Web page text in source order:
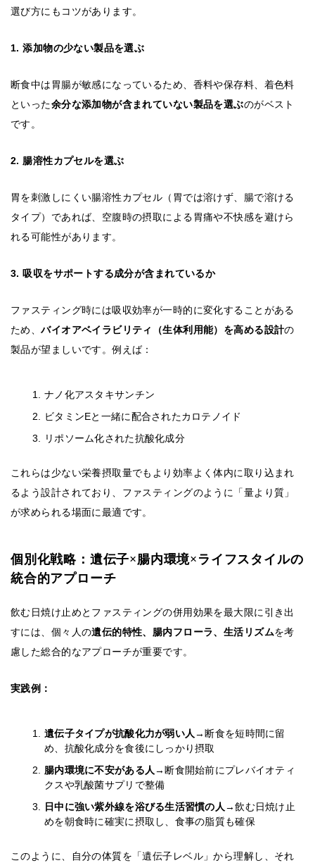
選び方にもコツがあります。
1. 添加物の少ない製品を選ぶ
断食中は胃腸が敏感になっているため、香料や保存料、着色料
といった余分な添加物が含まれていない製品を選ぶのがベスト
です。
2. 腸溶性カプセルを選ぶ
胃を刺激しにくい腸溶性カプセル（胃では溶けず、腸で溶ける
タイプ）であれば、空腹時の摂取による胃痛や不快感を避けら
れる可能性があります。
3. 吸収をサポートする成分が含まれているか
ファスティング時には吸収効率が一時的に変化することがある
ため、バイオアベイラビリティ（生体利用能）を高める設計の
製品が望ましいです。例えば：
ナノ化アスタキサンチン
ビタミンEと一緒に配合されたカロテノイド
リポソーム化された抗酸化成分
これらは少ない栄養摂取量でもより効率よく体内に取り込まれ
るよう設計されており、ファスティングのように「量より質」
が求められる場面に最適です。
個別化戦略：遺伝子×腸内環境×ライフスタイルの
統合的アプローチ
飲む日焼け止めとファスティングの併用効果を最大限に引き出
すには、個々人の遺伝的特性、腸内フローラ、生活リズムを考
慮した総合的なアプローチが重要です。
実践例：
遺伝子タイプが抗酸化力が弱い人→断食を短時間に留
め、抗酸化成分を食後にしっかり摂取
腸内環境に不安がある人→断食開始前にプレバイオティ
クスや乳酸菌サプリで整備
日中に強い紫外線を浴びる生活習慣の人→飲む日焼け止
めを朝食時に確実に摂取し、食事の脂質も確保
このように、自分の体質を「遺伝子レベル」から理解し、それ